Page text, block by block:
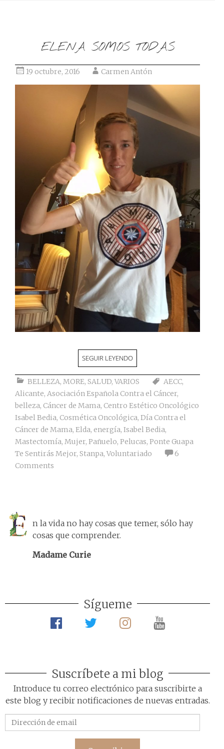
ELENA SOMOS TODAS
19 octubre, 2016 Carmen Antón
SEGUIR LEYENDO
BELLEZA, MORE, SALUD, VARIOS AECC,
Alicante, Asociación Española Contra el Cáncer,
belleza, Cáncer de Mama, Centro Estético Oncológico
Isabel Bedia, Cosmética Oncológica, Día Contra el
Cáncer de Mama, Elda, energía, Isabel Bedia,
Mastectomía, Mujer, Pañuelo, Pelucas, Ponte Guapa
Te Sentirás Mejor, Stanpa, Voluntariado
6
Comments
n la vida no hay cosas que temer, sólo hay
cosas que comprender.
Madame Curie
Sígueme
Suscríbete a mi blog
Introduce tu correo electrónico para suscribirte a
este blog y recibir notificaciones de nuevas entradas.
de